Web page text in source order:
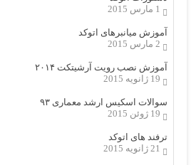
1 مارس 2015
آموزش میانبرهای اتوکد
2 مارس 2015
آموزش نصب رویت آرشیتکت ۲۰۱۴
19 ژانویه 2015
سوالات اسکیس ارشد معماری ۹۳
19 ژوئن 2015
ترفند های اتوکد
21 ژانویه 2015